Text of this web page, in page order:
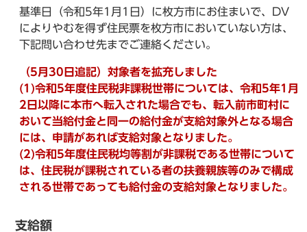
基準日（令和5年1月1日）に枚方市にお住まいで、DV
によりやむを得ず住民票を枚方市においていない方は、
下記問い合わせ先までご連絡ください。
（5月30日追記）対象者を拡充しました
(1)令和5年度住民税非課税世帯については、令和5年1月
2日以降に本市へ転入された場合でも、転入前市町村に
おいて当給付金と同一の給付金が支給対象外となる場合
には、申請があれば支給対象となりました。
(2)令和5年度住民税均等割が非課税である世帯について
は、住民税が課税されている者の扶養親族等のみで構成
される世帯であっても給付金の支給対象となりました。
支給額